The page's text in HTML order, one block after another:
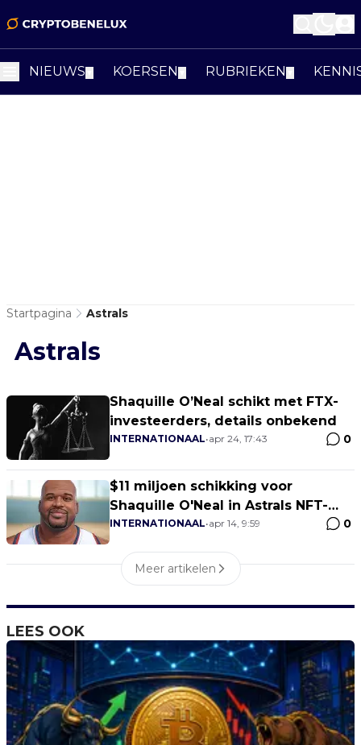
NIEUWS KOERSEN RUBRIEKEN
Startpagina Astrals
Astrals
Shaquille O’Neal schikt met FTX-
investeerders, details onbekend
INTERNATIONAAL•apr 24, 17:43 0
$11 miljoen schikking voor
Shaquille O'Neal in Astrals NFT-
rechtszaak
INTERNATIONAAL•apr 14, 9:59 0
Meer artikelen
LEES OOK